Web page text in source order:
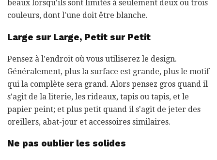
beaux lorsqu'ils sont limités à seulement deux ou trois
couleurs, dont l'une doit être blanche.
Large sur Large, Petit sur Petit
Pensez à l'endroit où vous utiliserez le design.
Généralement, plus la surface est grande, plus le motif
qui la complète sera grand. Alors pensez gros quand il
s'agit de la literie, les rideaux, tapis ou tapis, et le
papier peint; et plus petit quand il s'agit de jeter des
oreillers, abat-jour et accessoires similaires.
Ne pas oublier les solides